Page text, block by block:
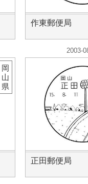
作東郵便局
岡
山
県
2003-
正田郵便局